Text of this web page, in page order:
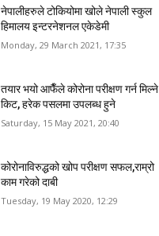
नेपालीहरुले टोकियोमा खोले नेपाली स्कुल
हिमालय इन्टरनेशनल एकेडेमी
Monday, 29 March 2021, 17:35
तयार भयो आफैँले कोरोना परीक्षण गर्न मिल्ने
किट, हरेक पसलमा उपलब्ध हुने
Saturday, 15 May 2021, 20:40
कोरोनाविरुद्धको खोप परीक्षण सफल,राम्रो
काम गरेको दाबी
Tuesday, 19 May 2020, 12:29